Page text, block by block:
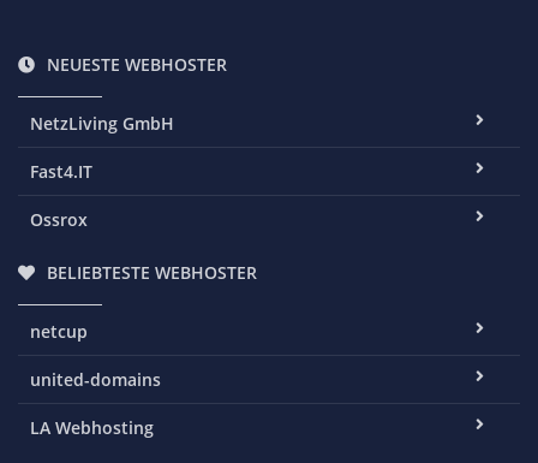
NEUESTE WEBHOSTER
NetzLiving GmbH
Fast4.IT
Ossrox
BELIEBTESTE WEBHOSTER
netcup
united-domains
LA Webhosting